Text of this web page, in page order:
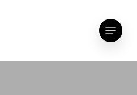
Menu